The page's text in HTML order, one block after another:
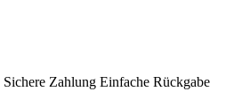
Sichere Zahlung Einfache Rückgabe